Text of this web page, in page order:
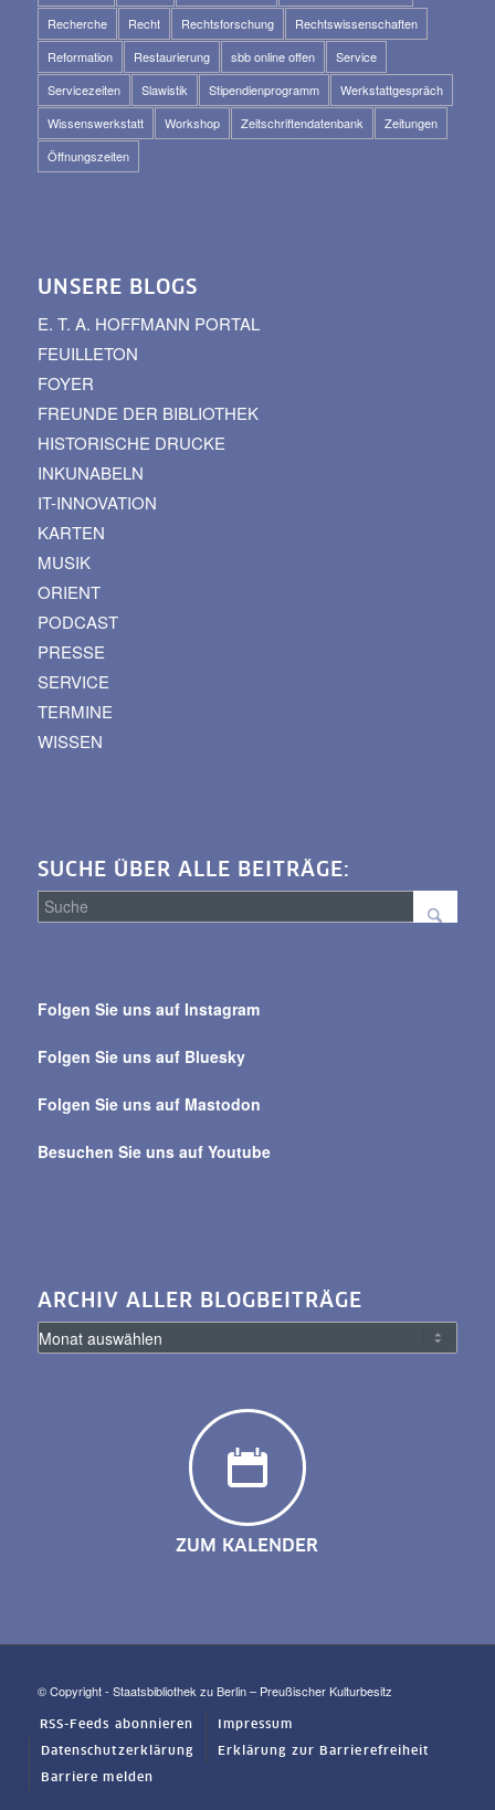
Recherche
Recht Rechtsforschung
Rechtswissenschaften
Reformation
Restaurierung sbb online offen
Service
Servicezeiten
Slawistik Stipendienprogramm
Werkstattgespräch
Wissenswerkstatt
Workshop Zeitschriftendatenbank
Zeitungen
Öffnungszeiten
UNSERE BLOGS
E. T. A. HOFFMANN PORTAL
FEUILLETON
FOYER
FREUNDE DER BIBLIOTHEK
HISTORISCHE DRUCKE
INKUNABELN
IT-INNOVATION
KARTEN
MUSIK
ORIENT
PODCAST
PRESSE
SERVICE
TERMINE
WISSEN
SUCHE ÜBER ALLE BEITRÄGE:
alle
Folgen Sie uns auf Instagram
Folgen Sie uns auf Bluesky
Folgen Sie uns auf Mastodon
Besuchen Sie uns auf Youtube
ARCHIV ALLER BLOGBEITRÄGE
ZUM KALENDER
© Copyright - Staatsbibliothek zu Berlin – Preußischer Kulturbesitz
RSS-Feeds abonnieren Impressum
Datenschutzerklärung Erklärung zur Barrierefreiheit
Barriere melden